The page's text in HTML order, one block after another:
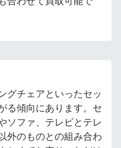
グチェアといったセッ
る傾向にあります。セ
ソファ、テレビとテレ
外のものとの組み合わ